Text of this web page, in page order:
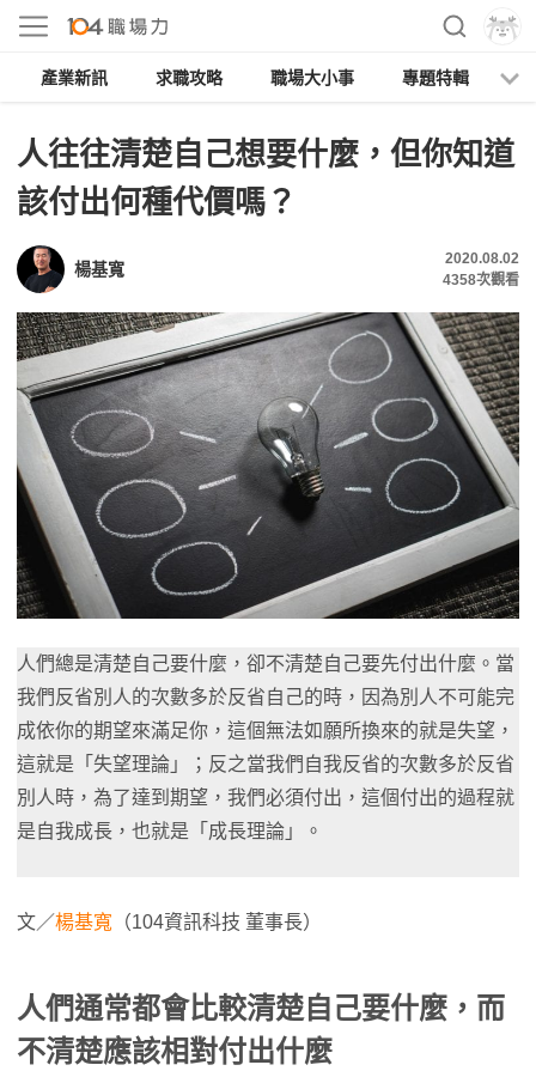
產業新訊 求職攻略 職場大小事 專題特輯
人往往清楚自己想要什麼，但你知道
該付出何種代價嗎？
楊基寬
2020.08.02
4358次觀看
人們總是清楚自己要什麼，卻不清楚自己要先付出什麼。當
我們反省別人的次數多於反省自己的時，因為別人不可能完
成依你的期望來滿足你，這個無法如願所換來的就是失望，
這就是「失望理論」；反之當我們自我反省的次數多於反省
別人時，為了達到期望，我們必須付出，這個付出的過程就
是自我成長，也就是「成長理論」。
文／楊基寬 （104資訊科技 董事長）
人們通常都會比較清楚自己要什麼，而
不清楚應該相對付出什麼